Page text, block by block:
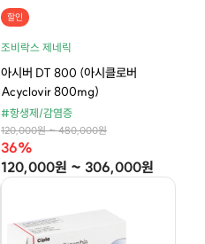
할인
조비락스 제네릭
아시버 DT 800 (아시클로버
Acyclovir 800mg)
#항생제/감염증
120,000원 ~ 480,000원
36%
120,000원 ~ 306,000원